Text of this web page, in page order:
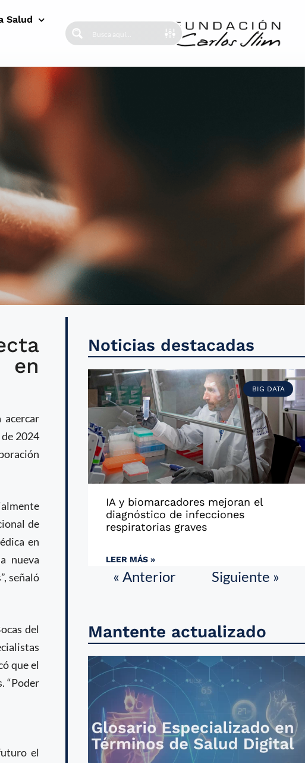
Salud
en
acercar
2024
de
en
nueva
señaló
del
que el
“Poder
el
Noticias destacadas
BIG DATA
IA y biomarcadores mejoran el
diagnóstico de infecciones
respiratorias graves
LEER MÁS »
« Anterior Siguiente »
Mantente actualizado